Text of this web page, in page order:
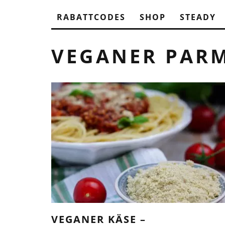
RABATTCODES SHOP STEADY
VEGANER
VEGANER KÄSE –